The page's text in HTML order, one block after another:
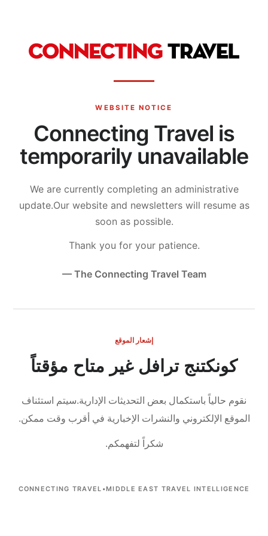
WEBSITE NOTICE
Connecting Travel is
temporarily unavailable
We are currently completing an administrative
update.Our website and newsletters will resume as
soon as possible.
Thank you for your patience.
— The Connecting Travel Team
إشعار الموقع
كونكتنج ترافل غير متاح مؤقتاً
نقوم حالياً باستكمال بعض التحديثات الإدارية.سيتم استئناف
الموقع الإلكتروني والنشرات الإخبارية في أقرب وقت ممكن.
شكراً لتفهمكم.
CONNECTING TRAVEL •MIDDLE EAST TRAVEL INTELLIGENCE